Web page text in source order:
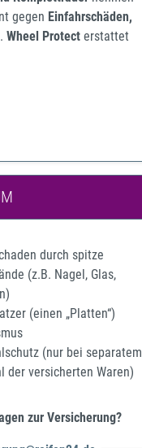
gegen Einfahrschäden,
Wheel Protect erstattet
durch spitze
(z.B. Nagel, Glas,
(einen „Platten“)
(nur bei separatem
der versicherten Waren)
zur Versicherung?